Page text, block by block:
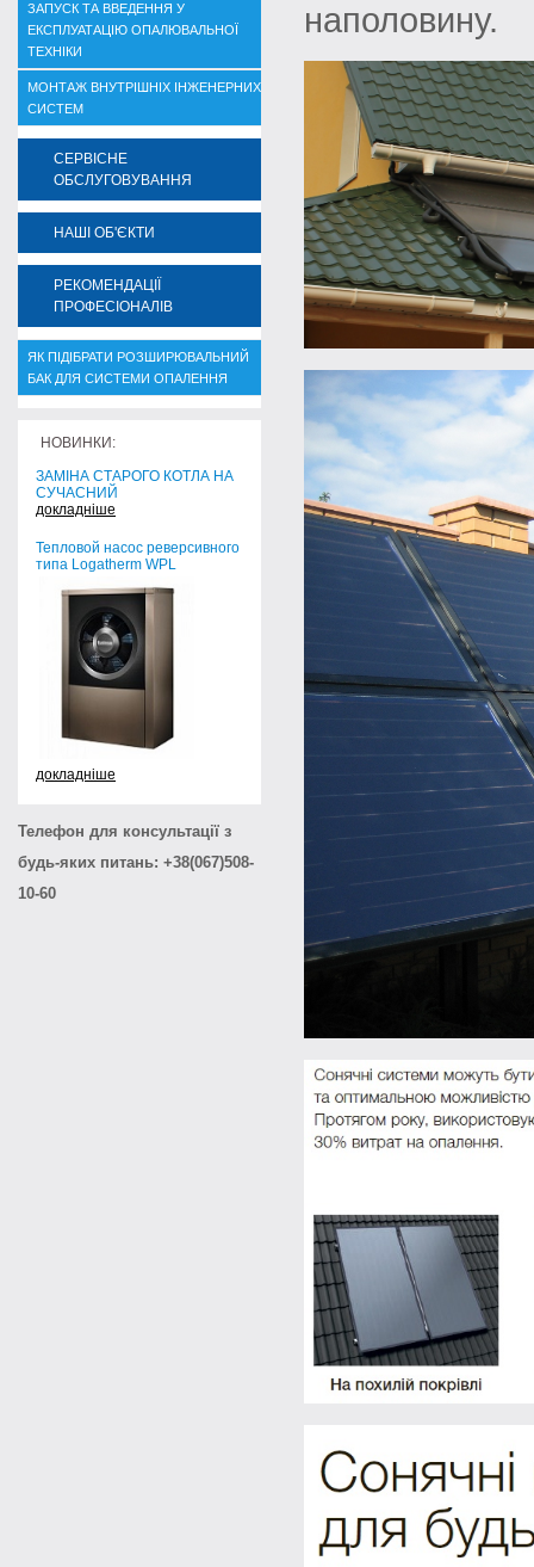
ЗАПУСК ТА ВВЕДЕННЯ У
ЕКСПЛУАТАЦІЮ ОПАЛЮВАЛЬНОЇ
ТЕХНІКИ
МОНТАЖ ВНУТРІШНІХ ІНЖЕНЕРНИХ
СИСТЕМ
СЕРВІСНЕ
ОБСЛУГОВУВАННЯ
НАШІ ОБ'ЄКТИ
РЕКОМЕНДАЦІЇ
ПРОФЕСІОНАЛІВ
ЯК ПІДІБРАТИ РОЗШИРЮВАЛЬНИЙ
БАК ДЛЯ СИСТЕМИ ОПАЛЕННЯ
НОВИНКИ:
ЗАМІНА СТАРОГО КОТЛА НА
СУЧАСНИЙ
докладніше
Тепловой насос реверсивного
типа Logatherm WPL
докладніше
Телефон для консультації з
будь-яких питань: +38(067)508-
10-60
наполовину.